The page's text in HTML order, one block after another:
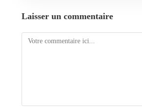
Laisser un commentaire